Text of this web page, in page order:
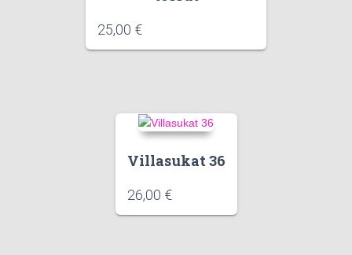
25,00 €
Villasukat 36
26,00 €